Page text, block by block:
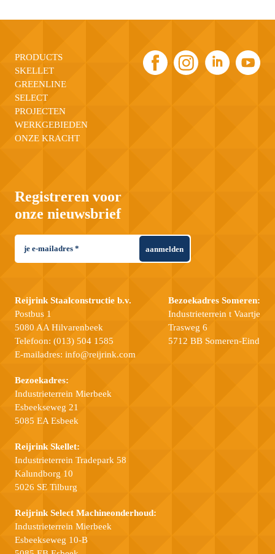
PRODUCTS
SKELLET
GREENLINE
SELECT
PROJECTEN
WERKGEBIEDEN
ONZE KRACHT
Registreren voor
onze nieuwsbrief
aanmelden
Reijrink Staalconstructie b.v.
Postbus 1
5080 AA Hilvarenbeek
Telefoon: (013) 504 1585
E-mailadres: info@reijrink.com
Bezoekadres:
Industrieterrein Mierbeek
Esbeekseweg 21
5085 EA Esbeek
Bezoekadres Someren:
Industrieterrein t Vaartje
Trasweg 6
5712 BB Someren-Eind
Reijrink Skellet:
Industrieterrein Tradepark 58
Kalundborg 10
5026 SE Tilburg
Reijrink Select Machineonderhoud:
Industrieterrein Mierbeek
Esbeekseweg 10-B